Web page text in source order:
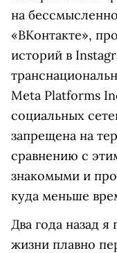
на
«ВКонтакте»,
историй в
Meta Platforms
социальных
запрещена на
сравнению с
знакомыми и
куда меньше
Два года назад
жизни плавно